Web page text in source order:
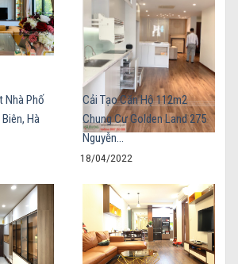
Nhà Phố
Hà
Cải Tạo Căn Hộ 112m2
Chung Cư Golden Land 275
Nguyễn…
18/04/2022